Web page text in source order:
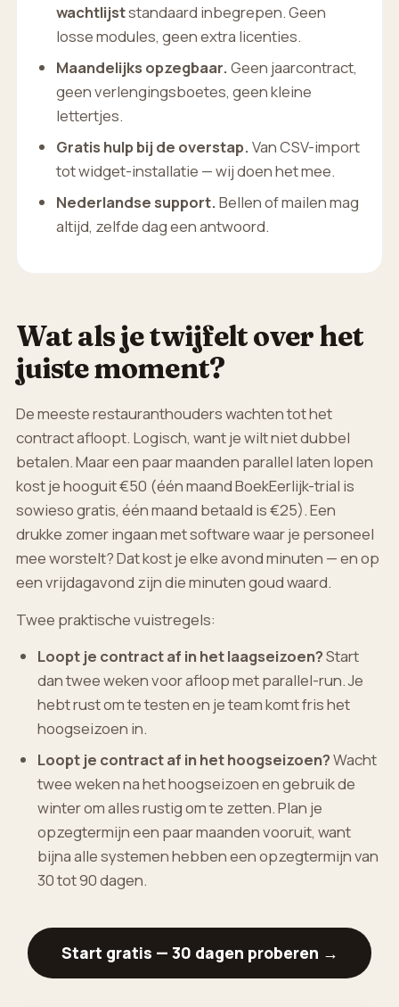
wachtlijststandaard inbegrepen. Geen
losse modules, geen extra licenties.
Maandelijks opzegbaar.Geen jaarcontract,
geen verlengingsboetes, geen kleine
lettertjes.
Gratis hulp bij de overstap.Van CSV-import
tot widget-installatie — wij doen het mee.
Nederlandse support.Bellen of mailen mag
altijd, zelfde dag een antwoord.
Wat als je twijfelt over het
juiste moment?
De meeste restauranthouders wachten tot het
contract afloopt. Logisch, want je wilt niet dubbel
betalen. Maar een paar maanden parallel laten lopen
kost je hooguit €50 (één maand BoekEerlijk-trial is
sowieso gratis, één maand betaald is €25). Een
drukke zomer ingaan met software waar je personeel
mee worstelt? Dat kost je elke avond minuten — en op
een vrijdagavond zijn die minuten goud waard.
Twee praktische vuistregels:
Loopt je contract af in het laagseizoen?Start
dan twee weken voor afloop met parallel-run. Je
hebt rust om te testen en je team komt fris het
hoogseizoen in.
Loopt je contract af in het hoogseizoen?Wacht
twee weken na het hoogseizoen en gebruik de
winter om alles rustig om te zetten. Plan je
opzegtermijn een paar maanden vooruit, want
bijna alle systemen hebben een opzegtermijn van
30 tot 90 dagen.
Start gratis — 30 dagen proberen →